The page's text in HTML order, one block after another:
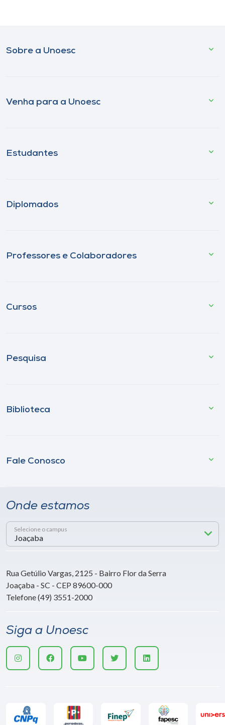
Sobre a Unoesc
Venha para a Unoesc
Estudantes
Diplomados
Professores e Colaboradores
Cursos
Pesquisa
Biblioteca
Fale Conosco
Onde estamos
Selecione o campus
Rua Getúlio Vargas, 2125 - Bairro Flor da Serra
Joaçaba - SC - CEP 89600-000
Telefone (49) 3551-2000
Siga a Unoesc